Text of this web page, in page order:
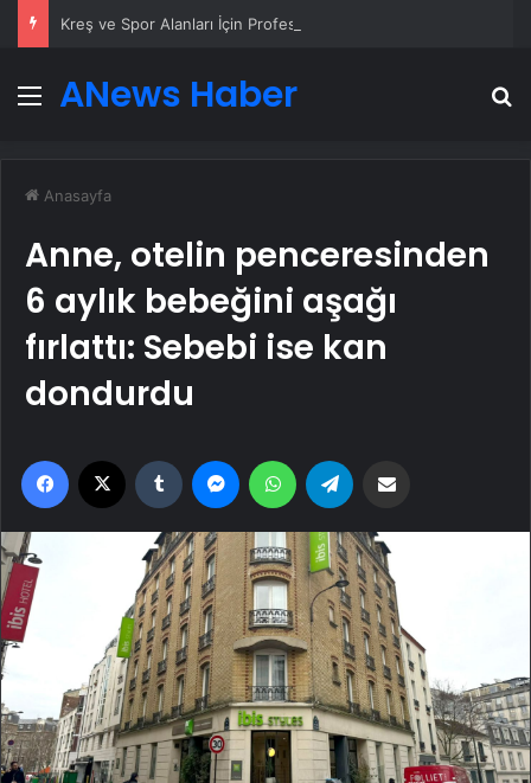
Kreş ve Spor Alanları İçin Profesyonel Zemin Çözümleri
MenüANews Haber
Anasayfa
Anne, otelin penceresinden
6 aylık bebeğini aşağı
fırlattı: Sebebi ise kan
dondurdu
Facebook Tumblr MessengerWhatsApp